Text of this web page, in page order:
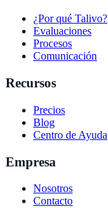
¿Por qué Talivo?
Evaluaciones
Procesos
Comunicación
Recursos
Precios
Blog
Centro de Ayuda
Empresa
Nosotros
Contacto